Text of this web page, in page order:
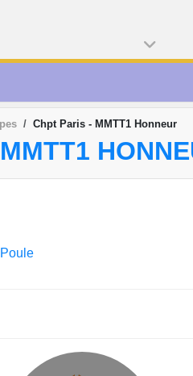
Chpt Paris - MMTT1 Honneur